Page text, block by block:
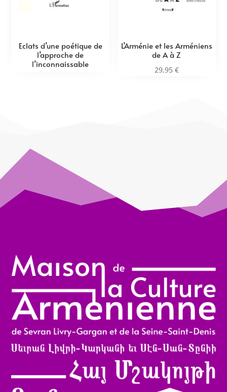
Eclats d’une poétique de
l’approche de
l’inconnaissable
L’Arménie et les Arméniens
de A à Z
29,95 €